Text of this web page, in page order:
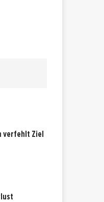
verfehlt Ziel